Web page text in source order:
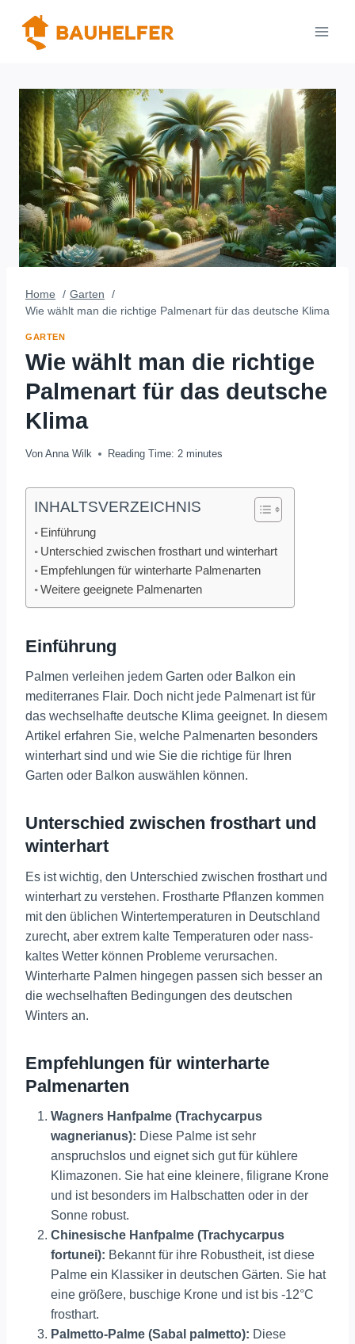
Inhalt
springen
Home
Garten
Wie wählt man die richtige Palmenart für das deutsche Klima
GARTEN
Wie wählt man die richtige
Palmenart für das deutsche
Klima
Von Anna Wilk Reading Time: 2 minutes
INHALTSVERZEICHNIS
Einführung
Unterschied zwischen frosthart und winterhart
Empfehlungen für winterharte Palmenarten
Weitere geeignete Palmenarten
Einführung
Palmen verleihen jedem Garten oder Balkon ein
mediterranes Flair. Doch nicht jede Palmenart ist für
das wechselhafte deutsche Klima geeignet. In diesem
Artikel erfahren Sie, welche Palmenarten besonders
winterhart sind und wie Sie die richtige für Ihren
Garten oder Balkon auswählen können.
Unterschied zwischen frosthart und
winterhart
Es ist wichtig, den Unterschied zwischen frosthart und
winterhart zu verstehen. Frostharte Pflanzen kommen
mit den üblichen Wintertemperaturen in Deutschland
zurecht, aber extrem kalte Temperaturen oder nass-
kaltes Wetter können Probleme verursachen.
Winterharte Palmen hingegen passen sich besser an
die wechselhaften Bedingungen des deutschen
Winters an​​.
Empfehlungen für winterharte
Palmenarten
Wagners Hanfpalme (Trachycarpus
wagnerianus): Diese Palme ist sehr
anspruchslos und eignet sich gut für kühlere
Klimazonen. Sie hat eine kleinere, filigrane Krone
und ist besonders im Halbschatten oder in der
Sonne robust​​.
Chinesische Hanfpalme (Trachycarpus
fortunei): Bekannt für ihre Robustheit, ist diese
Palme ein Klassiker in deutschen Gärten. Sie hat
eine größere, buschige Krone und ist bis -12°C
frosthart​​.
Palmetto-Palme (Sabal palmetto): Diese